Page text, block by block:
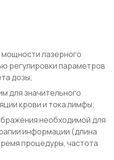
лазерного
регулировки параметров
дозы;
для значительного
крови и тока лимфы;
необходимой для
информации (длина
процедуры, частота